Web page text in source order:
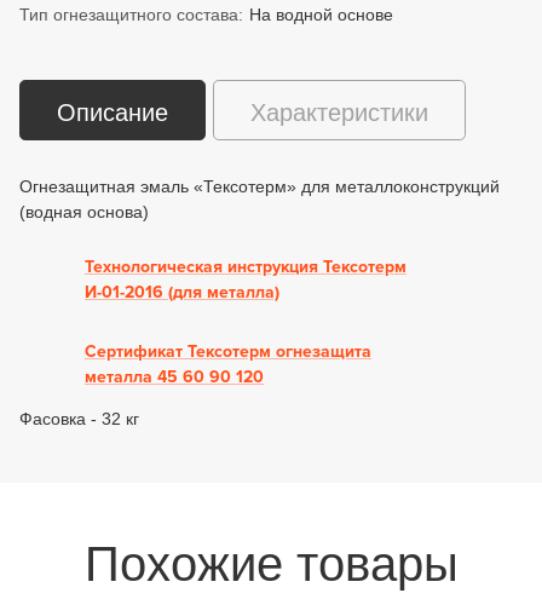
Тип огнезащитного состава: На водной основе
Описание Характеристики
Огнезащитная эмаль «Тексотерм» для металлоконструкций
(водная основа)
Технологическая инструкция Тексотерм
И-01-2016 (для металла)
Сертификат Тексотерм огнезащита
металла 45 60 90 120
Фасовка - 32 кг
Похожие товары